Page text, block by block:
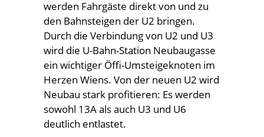
werden Fahrgäste direkt von und zu
den Bahnsteigen der U2 bringen.
Durch die Verbindung von U2 und U3
wird die U-Bahn-Station Neubaugasse
ein wichtiger Öffi-Umsteigeknoten im
Herzen Wiens. Von der neuen U2 wird
Neubau stark profitieren: Es werden
sowohl 13A als auch U3 und U6
deutlich entlastet.